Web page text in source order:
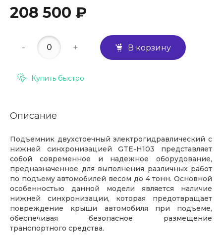
208 500 ₽
- + В корзину
Купить быстро
Описание
Подъемник двухстоечный электрогидравлический с
нижней синхронизацией GTE-H103 представляет
собой современное и надежное оборудование,
предназначенное для выполнения различных работ
по подъему автомобилей весом до 4 тонн. Основной
особенностью данной модели является наличие
нижней синхронизации, которая предотвращает
повреждение крыши автомобиля при подъеме,
обеспечивая безопасное размещение
транспортного средства.